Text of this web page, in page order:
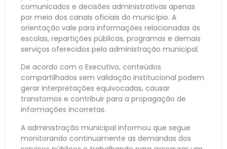
comunicados e decisões administrativas apenas
por meio dos canais oficiais do município. A
orientação vale para informações relacionadas às
escolas, repartições públicas, programas e demais
serviços oferecidos pela administração municipal.
De acordo com o Executivo, conteúdos
compartilhados sem validação institucional podem
gerar interpretações equivocadas, causar
transtornos e contribuir para a propagação de
informações incorretas.
A administração municipal informou que segue
monitorando continuamente as demandas dos